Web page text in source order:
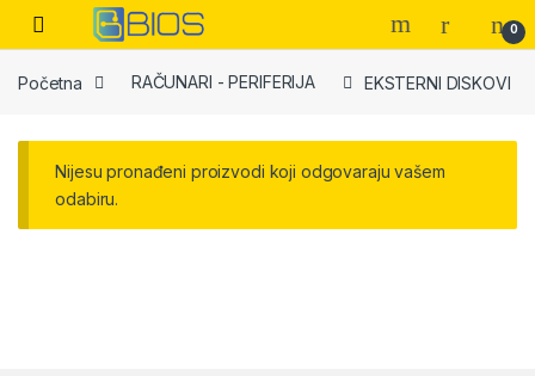
Skip to navigation
Skip to content
Open 0
Početna RAČUNARI - PERIFERIJA EKSTERNI DISKOVI
Nijesu pronađeni proizvodi koji odgovaraju vašem
odabiru.